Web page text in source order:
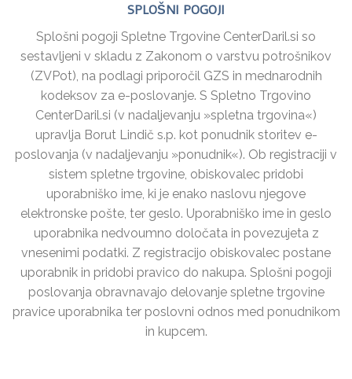
SPLOŠNI POGOJI
Splošni pogoji Spletne Trgovine CenterDaril.si so
sestavljeni v skladu z Zakonom o varstvu potrošnikov
(ZVPot), na podlagi priporočil GZS in mednarodnih
kodeksov za e-poslovanje. S Spletno Trgovino
CenterDaril.si (v nadaljevanju »spletna trgovina«)
upravlja Borut Lindič s.p. kot ponudnik storitev e-
poslovanja (v nadaljevanju »ponudnik«). Ob registraciji v
sistem spletne trgovine, obiskovalec pridobi
uporabniško ime, ki je enako naslovu njegove
elektronske pošte, ter geslo. Uporabniško ime in geslo
uporabnika nedvoumno določata in povezujeta z
vnesenimi podatki. Z registracijo obiskovalec postane
uporabnik in pridobi pravico do nakupa. Splošni pogoji
poslovanja obravnavajo delovanje spletne trgovine
pravice uporabnika ter poslovni odnos med ponudnikom
in kupcem.